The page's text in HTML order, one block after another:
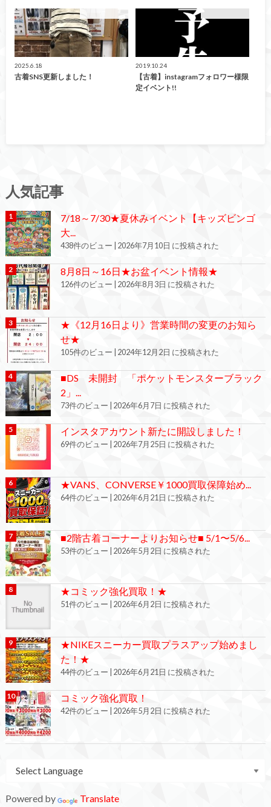
2025.6.18
古着SNS更新しました！
イベント情報！
2019.10.24
【古着】instagramフォロワー様限
定イベント!!
人気記事
7/18～7/30★夏休みイベント【キッズビンゴ
大...
438件のビュー 2026年7月10日 に投稿された
8月8日～16日★お盆イベント情報★
126件のビュー 2026年8月3日 に投稿された
★《12月16日より》営業時間の変更のお知ら
せ★
105件のビュー 2024年12月2日 に投稿された
■DS 未開封 「ポケットモンスターブラック
2」...
73件のビュー 2026年6月7日 に投稿された
インスタアカウント新たに開設しました！
69件のビュー 2026年7月25日 に投稿された
★VANS、CONVERSE￥1000買取保障始め...
64件のビュー 2026年6月21日 に投稿された
■2階古着コーナーよりお知らせ■ 5/1〜5/6...
53件のビュー 2026年5月2日 に投稿された
★コミック強化買取！★
51件のビュー 2026年6月2日 に投稿された
★NIKEスニーカー買取プラスアップ始めまし
た！★
44件のビュー 2026年6月21日 に投稿された
コミック強化買取！
42件のビュー 2026年5月2日 に投稿された
Powered by Translate